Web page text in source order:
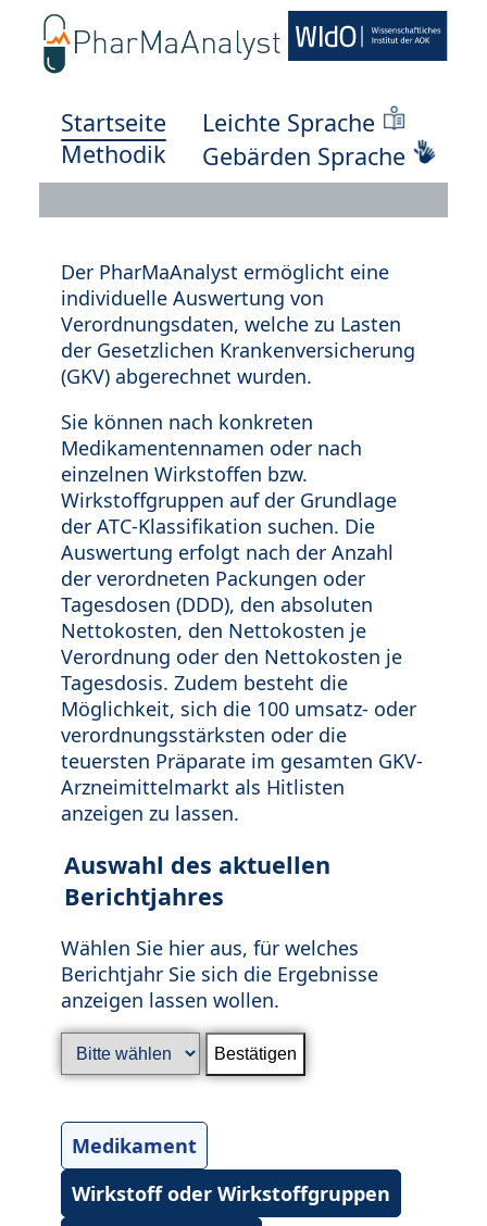
Startseite
Methodik
Leichte Sprache
Gebärden Sprache
Der PharMaAnalyst ermöglicht eine
individuelle Auswertung von
Verordnungsdaten, welche zu Lasten
der Gesetzlichen Krankenversicherung
(GKV) abgerechnet wurden.
Sie können nach konkreten
Medikamentennamen oder nach
einzelnen Wirkstoffen bzw.
Wirkstoffgruppen auf der Grundlage
der ATC-Klassifikation suchen. Die
Auswertung erfolgt nach der Anzahl
der verordneten Packungen oder
Tagesdosen (DDD), den absoluten
Nettokosten, den Nettokosten je
Verordnung oder den Nettokosten je
Tagesdosis. Zudem besteht die
Möglichkeit, sich die 100 umsatz- oder
verordnungsstärksten oder die
teuersten Präparate im gesamten GKV-
Arzneimittelmarkt als Hitlisten
anzeigen zu lassen.
Auswahl des aktuellen
Berichtjahres
Wählen Sie hier aus, für welches
Berichtjahr Sie sich die Ergebnisse
anzeigen lassen wollen.
Medikament
Wirkstoff oder Wirkstoffgruppen